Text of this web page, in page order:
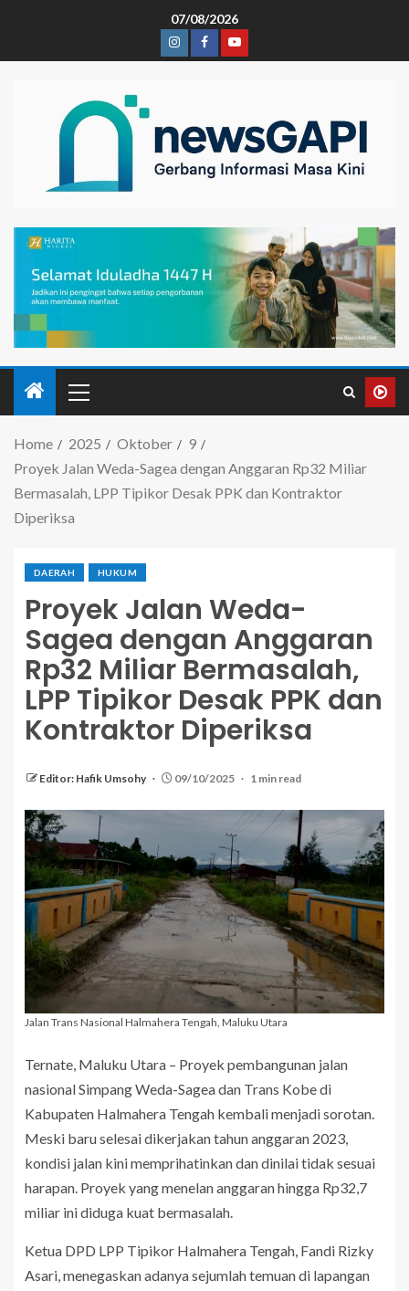
07/08/2026
Home 2025 Oktober
9
Proyek Jalan Weda-Sagea dengan Anggaran Rp32 Miliar
Bermasalah, LPP Tipikor Desak PPK dan Kontraktor
Diperiksa
DAERAH HUKUM
Proyek Jalan Weda-
Sagea dengan Anggaran
Rp32 Miliar Bermasalah,
LPP Tipikor Desak PPK dan
Kontraktor Diperiksa
Editor: Hafik Umsohy 09/10/2025 1 min read
Jalan Trans Nasional Halmahera Tengah, Maluku Utara
Ternate, Maluku Utara – Proyek pembangunan jalan
nasional Simpang Weda-Sagea dan Trans Kobe di
Kabupaten Halmahera Tengah kembali menjadi sorotan.
Meski baru selesai dikerjakan tahun anggaran 2023,
kondisi jalan kini memprihatinkan dan dinilai tidak sesuai
harapan. Proyek yang menelan anggaran hingga Rp32,7
miliar ini diduga kuat bermasalah.
Ketua DPD LPP Tipikor Halmahera Tengah, Fandi Rizky
Asari, menegaskan adanya sejumlah temuan di lapangan